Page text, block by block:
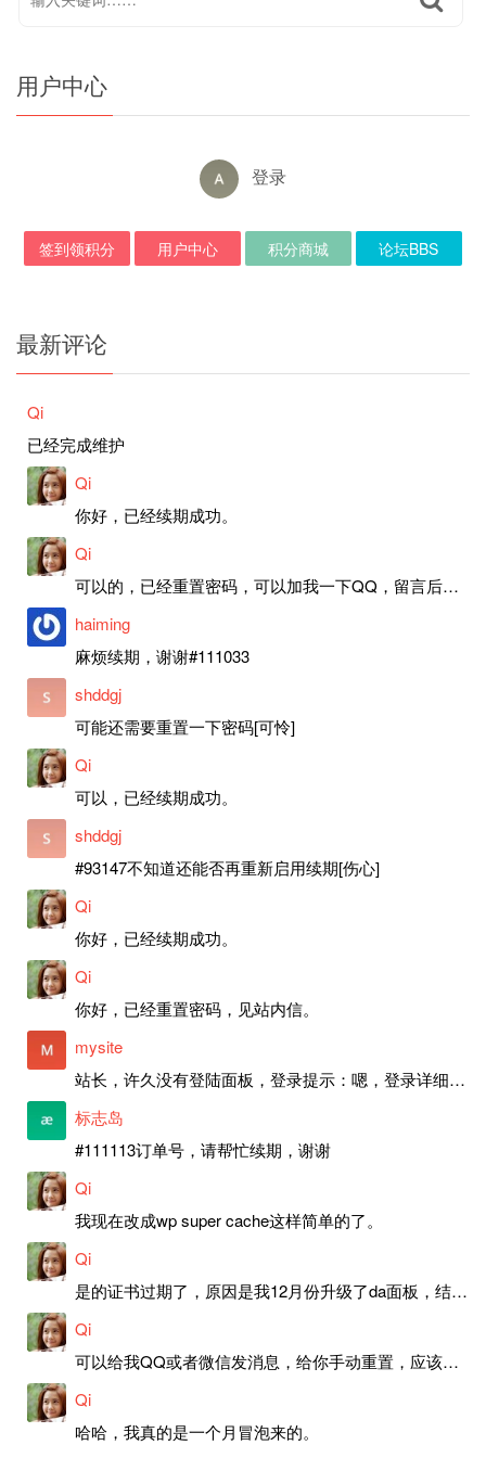
用户中心
登录
签到领积分 用户中心 积分商城 论坛BBS
最新评论
Qi
已经完成维护
Qi
你好，已经续期成功。
Qi
可以的，已经重置密码，可以加我一下QQ，留言后我就发密码给你。
haiming
麻烦续期，谢谢#111033
shddgj
可能还需要重置一下密码[可怜]
Qi
可以，已经续期成功。
shddgj
#93147不知道还能否再重新启用续期[伤心]
Qi
你好，已经续期成功。
Qi
你好，已经重置密码，见站内信。
mysite
站长，许久没有登陆面板，登录提示：嗯，登录详细信息似乎不正确。请重试。 网站还可以正常使用。如果是密码问题请帮忙重置一下密码。谢谢。订单号：97790，账号：aa20210950。 站长，提交了工单，你回复续期成功，不过我的问题是面部登陆信息有问题，一直是初始密码，现在无法登陆，有时间麻烦排查一下。
标志岛
#111113订单号，请帮忙续期，谢谢
Qi
我现在改成wp super cache这样简单的了。
Qi
是的证书过期了，原因是我12月份升级了da面板，结果后台证书就不更新了，目前还在排查问题。切换PHP版本现在没有了，因为DA新版不支持。
Qi
可以给我QQ或者微信发消息，给你手动重置，应该是服务器插件有问题了，这个wp的主题太老了，导致现在好多的问题，网站的签到功能也是因为这个原因导致的。
Qi
哈哈，我真的是一个月冒泡来的。